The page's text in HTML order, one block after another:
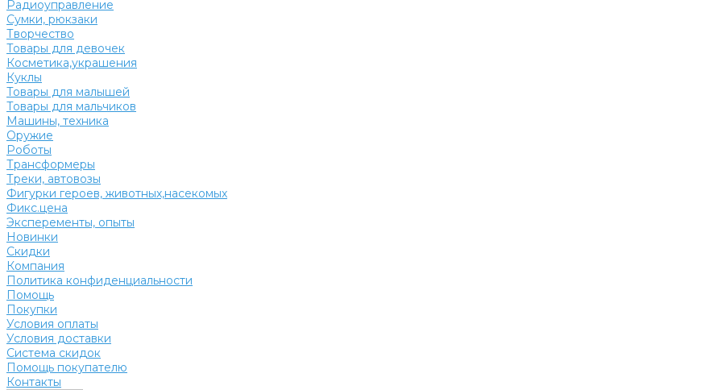
Радиоуправление
Сумки, рюкзаки
Творчество
Товары для девочек
Косметика,украшения
Куклы
Товары для малышей
Товары для мальчиков
Машины, техника
Оружие
Роботы
Трансформеры
Треки, автовозы
Фигурки героев, животных,насекомых
Фикс.цена
Эксперементы, опыты
Новинки
Скидки
Компания
Политика конфиденциальности
Помощь
Покупки
Условия оплаты
Условия доставки
Система скидок
Помощь покупателю
Контакты